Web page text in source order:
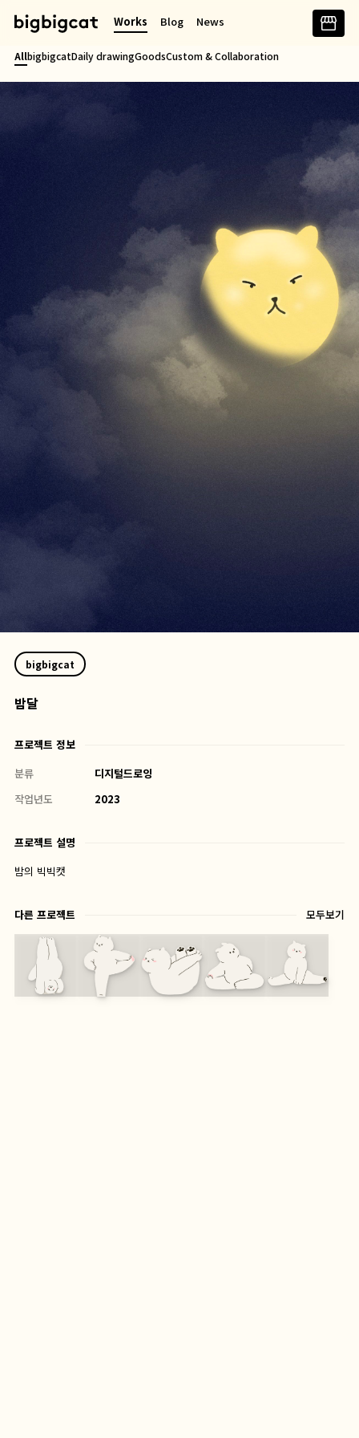
Works Blog News
AllbigbigcatDaily drawingGoodsCustom & Collaboration
bigbigcat
밤달
프로젝트 정보
분류
디지털드로잉
작업년도
2023
프로젝트 설명
밤의 빅빅캣
다른 프로젝트 모두보기